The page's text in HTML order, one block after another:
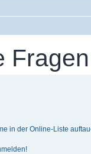
Fragen
in der Online-Liste